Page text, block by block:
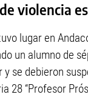
violencia
lugar en
un alumno de
y se debieron
28 “Profesor